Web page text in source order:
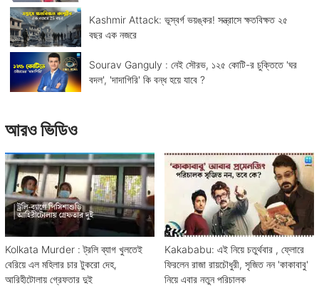
Kashmir Attack: ভূস্বর্গ ভয়ঙ্কর! সন্ত্রাসে ক্ষতবিক্ষত ২৫
বছর এক নজরে
Sourav Ganguly : নেই সৌরভ, ১২৫ কোটি-র চুক্তিতে 'ঘর
বদল', 'দাদাগিরি' কি বন্ধ হয়ে যাবে ?
আরও ভিডিও
Kolkata Murder : ট্রলি ব্যাগ খুলতেই
বেরিয়ে এল মহিলার চার টুকরো দেহ,
আরিহীটোলায় গ্রেফতার দুই
Kakababu: এই নিয়ে চতুর্থবার , ফ্লোরে
ফিরলেন রাজা রায়চৌধুরী, সৃজিত নন 'কাকাবাবু'
নিয়ে এবার নতুন পরিচালক